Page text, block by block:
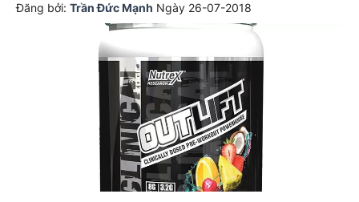
Đăng bởi: Trần Đức Mạnh Ngày 26-07-2018